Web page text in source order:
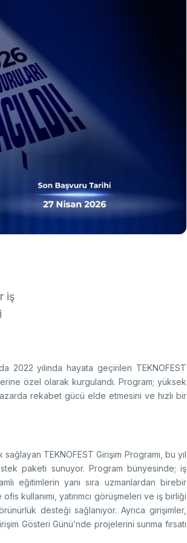
Arşiv
Yapay Zekâ Politikası
Üretken Yapay Zekâ Rehberi
Merkezi
iş
2022 yılında hayata geçirilen TEKNOFEST
özel olarak kurgulandı. Program; yüksek
rekabet gücü elde etmesini ve hızlı bir
TEKNOFEST Girişim Programı, bu yıl
paketi sunuyor. Program bünyesinde; iş
eğitimlerin yanı sıra uzmanlardan birebir
kullanımı, yatırımcı görüşmeleri ve iş birliği
desteği sağlanıyor. Ayrıca girişimler,
Gösteri Günü’nde projelerini sunma fırsatı